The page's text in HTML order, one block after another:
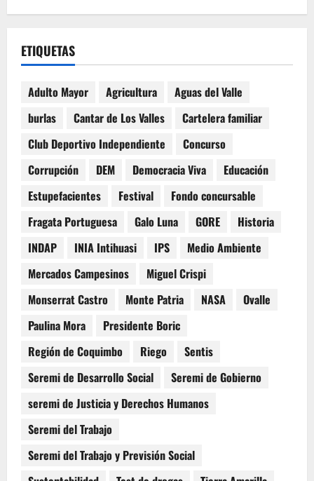
ETIQUETAS
Adulto Mayor Agricultura
Aguas del Valle
burlas
Cantar de Los Valles
Cartelera familiar
Club Deportivo Independiente
Concurso
Corrupción
DEM Democracia Viva
Educación
Estupefacientes
Festival
Fondo concursable
Fragata Portuguesa
Galo Luna GORE
Historia
INDAP
INIA Intihuasi IPS
Medio Ambiente
Mercados Campesinos
Miguel Crispi
Monserrat Castro
Monte Patria NASA
Ovalle
Paulina Mora
Presidente Boric
Región de Coquimbo
Riego
Sentis
Seremi de Desarrollo Social
Seremi de Gobierno
seremi de Justicia y Derechos Humanos
Seremi del Trabajo
Seremi del Trabajo y Previsión Social